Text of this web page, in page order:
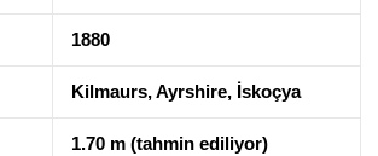
1880
Kilmaurs, Ayrshire, İskoçya
1.70 m (tahmin ediliyor)